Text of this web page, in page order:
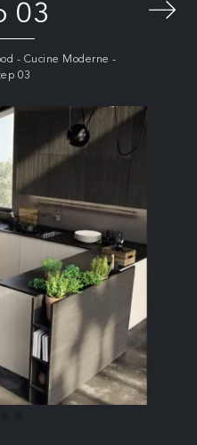
03
- Cucine Moderne -
03